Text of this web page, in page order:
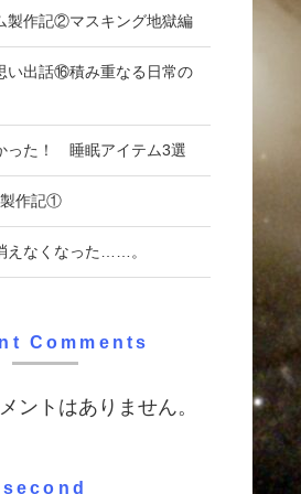
製作記②マスキング地獄編
い出話⑯積み重なる日常の
った！ 睡眠アイテム3選
製作記①
えなくなった……。
Comments
ントはありません。
second